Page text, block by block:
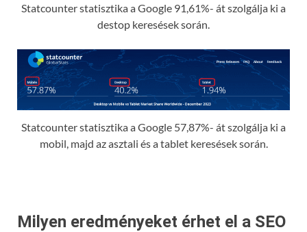
Statcounter statisztika a Google 91,61%- át szolgálja ki a
destop keresések során.
Statcounter statisztika a Google 57,87%- át szolgálja ki a
mobil, majd az asztali és a tablet keresések során.
Milyen eredményeket érhet el a SEO